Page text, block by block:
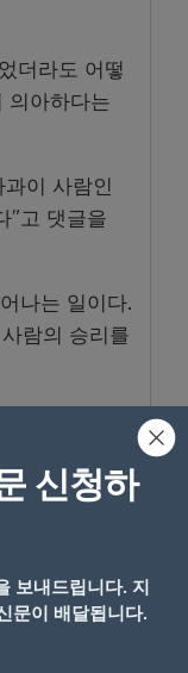
더라도 어떻
의아하다는
이 사람인
”고 댓글을
나는 일이다.
람의 승리를
및 재배포 금지
신청하
보내드립니다. 지
문이 배달됩니다.